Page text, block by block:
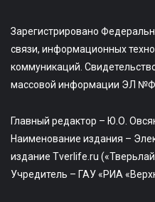
Зарегистрировано
связи, информационных
коммуникаций.
массовой информации ЭЛ
Главный редактор – Ю.О.
Наименование издания –
издание Tverlife.ru
Учредитель – ГАУ «РИА